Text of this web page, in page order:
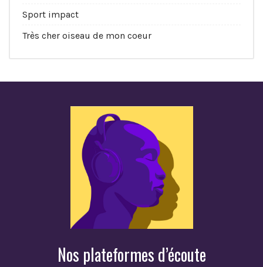
Sport impact
Très cher oiseau de mon coeur
Nos plateformes d’écoute